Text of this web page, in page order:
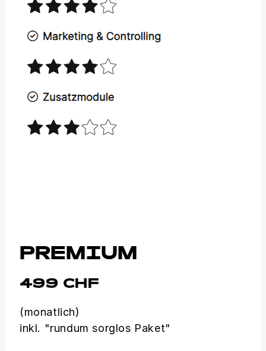
PREMIUM
499 CHF
(monatlich)
inkl. "rundum sorglos Paket"